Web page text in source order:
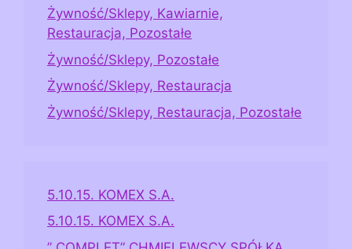
Żywność/Sklepy, Kawiarnie,
Restauracja, Pozostałe
Żywność/Sklepy, Pozostałe
Żywność/Sklepy, Restauracja
Żywność/Sklepy, Restauracja, Pozostałe
5.10.15. KOMEX S.A.
5.10.15. KOMEX S.A.